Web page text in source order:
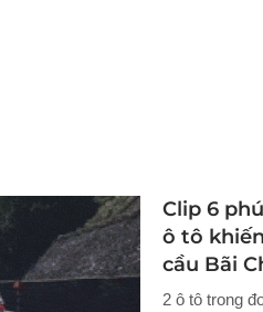
Clip 6
ô tô
cầu Bãi
2 ô tô trong